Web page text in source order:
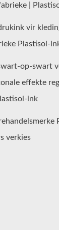
|
vir
Plastisol-
op-swart
effekte
ink
verkies